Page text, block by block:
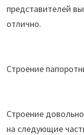
представителей
отлично.
Строение
Строение
на следующие